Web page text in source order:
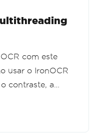
com este
usar o IronOCR
contraste, a